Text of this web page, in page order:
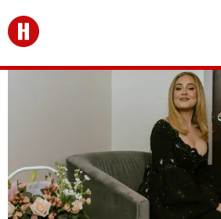
Перейти на главную